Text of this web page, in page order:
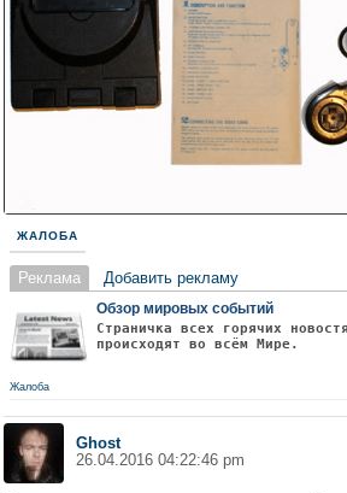
ЖАЛОБА
Реклама Добавить рекламу
Обзор мировых событий
Страничка всех горячих
происходят во всём Мире.
Жалоба
Ghost
26.04.2016 04:22:46 pm